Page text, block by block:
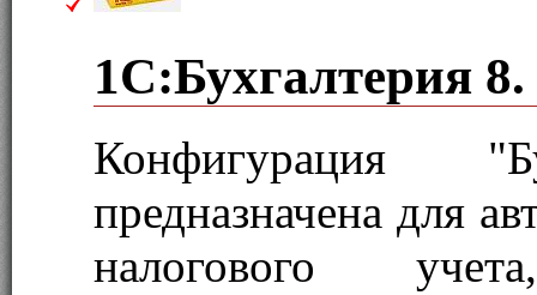
1С:Бухгалтерия
Конфигурация
предназначена для
налогового